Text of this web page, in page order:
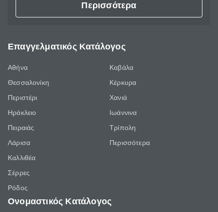
Περισσότερα
Επαγγελματικός Κατάλογος
Αθήνα
Θεσσαλονίκη
Περιστέρι
Ηράκλειο
Πειραιάς
Λάρισα
Καλλιθέα
Σέρρες
Ρόδος
Καβάλα
Κέρκυρα
Χανιά
Ιωάννινα
Τρίπολη
Περισσότερα
Ονομαστικός Κατάλογος